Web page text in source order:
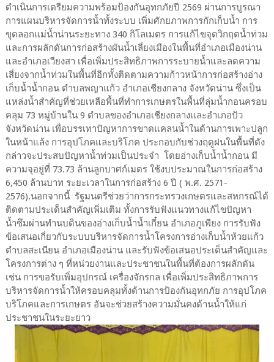
ดำเนินการเตรียมความพร้อมป้องกันอุทกภัยปี 2569 ผ่านการบูรณา
การแผนบริหารจัดการน้ำทั้งระบบ เพิ่มศักยภาพการกักเก็บน้ำ การ
ขุดลอกแม่น้ำน่านระยะทาง 340 กิโลเมตร การแก้ไขจุดวิกฤตน้ำท่วม
และการผลักดันการก่อสร้างผันน้ำเลี่ยงเมืองในพื้นที่อำเภอเมืองน่าน
และอำเภอเวียงสา เพื่อเพิ่มประสิทธิภาพการระบายน้ำและลดความ
เสี่ยงจากน้ำท่วมในพื้นที่อีกทั้งติดตามความก้าวหน้าการก่อสร้างอ่าง
เก็บน้ำน้ำกอน ตำบลพญาแก้ว อำเภอเชียงกลาง จังหวัดน่าน ซึ่งเป็น
แหล่งน้ำสำคัญที่ช่วยเหลือพื้นที่ทำการเกษตรในพื้นที่ลุ่มน้ำกอนครอบ
คลุม 73 หมู่บ้านใน 9 ตำบลของอำเภอเชียงกลางและอำเภอปัว
จังหวัดน่าน เพื่อบรรเทาปัญหาการขาดแคลนน้ำในด้านการเพาะปลูก
ในหน้าแล้ง การอุปโภคและบริโภค ประกอบกับช่วงฤดูฝนในพื้นที่ดัง
กล่าวจะประสบปัญหาน้ำท่วมเป็นประจำ โดยอ่างเก็บน้ำน้ำกอน มี
ความจุอยู่ที่ 73.73 ล้านลูกบาศก์เมตร ใช้งบประมาณในการก่อสร้าง
6,450 ล้านบาท ระยะเวลาในการก่อสร้าง 6 ปี ( พ.ศ. 2571-
2576).นอกจากนี้ รัฐมนตรีช่วยว่าการกระทรวงเกษตรและสหกรณ์ได้
ติดตามประเด็นสำคัญเพิ่มเติม ทั้งการรับฟังแนวทางแก้ไขปัญหา
น้ำซึมผ่านทำนบดินของอ่างเก็บน้ำน้ำเกี๋ยน อำเภอภูเพียง การรับฟัง
ข้อเสนอเกี่ยวกับระบบบริหารจัดการน้ำโครงการอ่างเก็บน้ำห้วยแก้ว
ตำบลสะเนียน อำเภอเมืองน่าน และรับฟังข้อเสนอประเด็นสำคัญและ
โครงการต่าง ๆ ที่หน่วยงานและประชาชนในพื้นที่ต้องการผลักดัน
เช่น การขอรับเพิ่มอุปกรณ์ เครื่องจักรกล เพื่อเพิ่มประสิทธิภาพการ
บริหารจัดการน้ำให้ครอบคลุมทั้งด้านการป้องกันอุทกภัย การอุปโภค
บริโภคและการเกษตร อันจะช่วยสร้างความมั่นคงด้านน้ำให้แก่
ประชาชนในระยะยาว